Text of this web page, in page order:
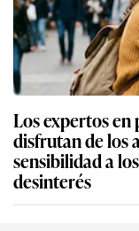
Los expertos en
disfrutan de los
sensibilidad a
desinterés